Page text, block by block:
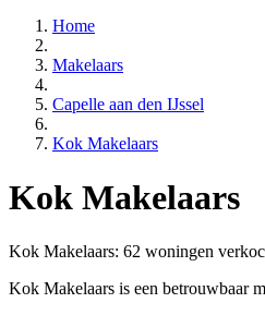
Home
Makelaars
Capelle aan den IJssel
Kok Makelaars
Kok Makelaars
Kok Makelaars: 62 woningen
Kok Makelaars is een betrouwbaar